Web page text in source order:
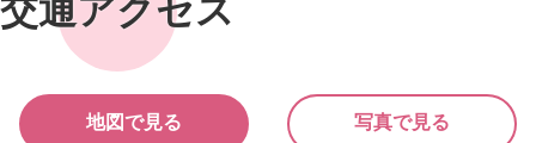
交通アクセス
地図で見る 写真で見る